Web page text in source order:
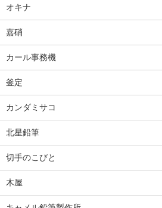
オキナ
嘉硝
カール事務機
釜定
カンダミサコ
北星鉛筆
切手のこびと
木屋